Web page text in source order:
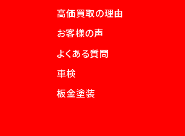
高価買取の理由
お客様の声
よくある質問
車検
板金塗装